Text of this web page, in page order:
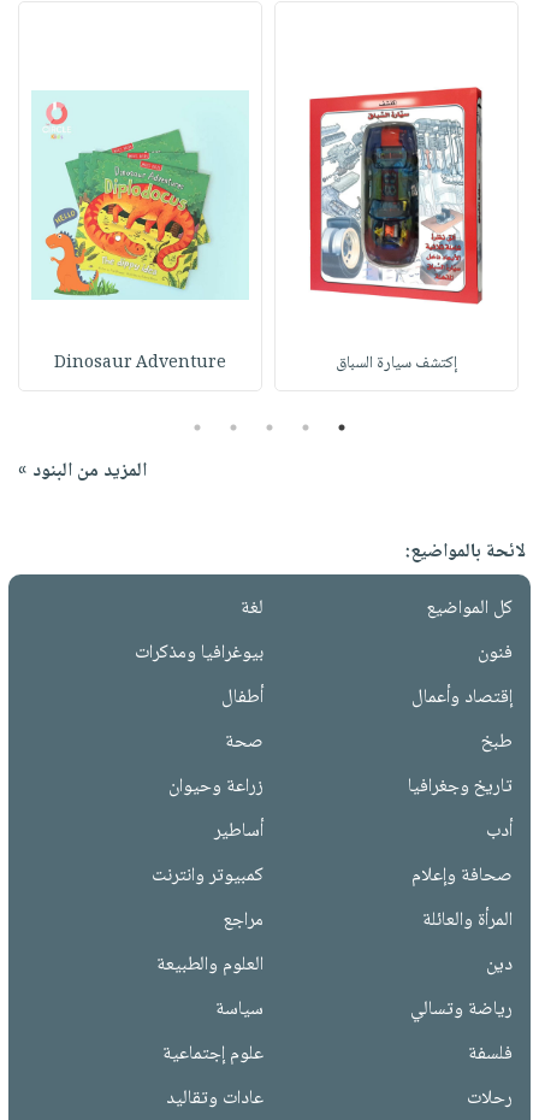
إكتشف سيارة السباق Dinosaur Adventure
1
2
3
4
5
المزيد من البنود »
لائحة بالمواضيع:
كل المواضيع
لغة
فنون
بيوغرافيا ومذكرات
إقتصاد وأعمال
أطفال
طبخ
صحة
تاريخ وجغرافيا
زراعة وحيوان
أدب
أساطير
صحافة وإعلام
كمبيوتر وانترنت
المرأة والعائلة
مراجع
دين
العلوم والطبيعة
رياضة وتسالي
سياسة
فلسفة
علوم إجتماعية
رحلات
عادات وتقاليد